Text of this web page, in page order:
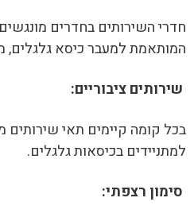
חדרי השירותים בחדרים
המותאמת למעבר כיסא גלגלים,
שירותים ציבוריים:
בכל קומה קיימים תאי שירותים
למתניידים בכיסאות גלגלים.
סימון רצפתי: